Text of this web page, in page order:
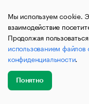
423239, Респ
Бугульма, ул
Дата регистрации:
05.04.2023
10 000 ₽
Мы используем cookie.
взаимодействие
Продолжая
использованием
конфиденциальности.
Понятно